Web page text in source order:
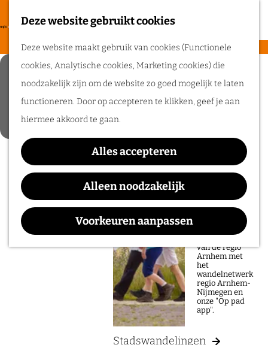
Deze website gebruikt cookies
Deze website maakt gebruik van cookies (Functionele
cookies, Analytische cookies, Marketing cookies) die
noodzakelijk zijn om de website zo goed mogelijk te laten
functioneren. Door op accepteren te klikken, geef je aan
hiermee akkoord te gaan.
Alles accepteren
Alleen noodzakelijk
Voorkeuren aanpassen
a
d
F
a
v
o
r
i
e
e
M
e
n
u
Routes
Wandelen
Routeplanner
Ga op pad in
natuur en rijke
van de regio
Arnhem met
het
wandelnetwerk
regio Arnhem-
Nijmegen en
onze "Op pad
app".
Stadswandelingen
Verkoeling zoeken in
de regio Arnhem
7 koele tips voor warme dagen